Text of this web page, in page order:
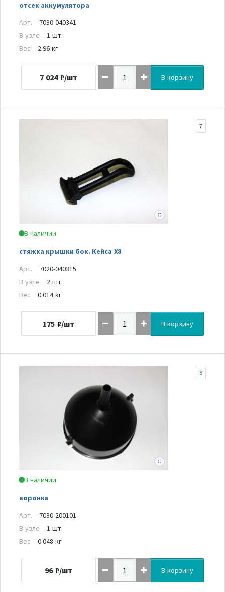
отсек аккумулятора
Арт.
7030-040341
В узле
1 шт.
Вес
2.96 кг
7 024 ₽/шт В корзину
В наличии
стяжка крышки бок. Кейса Х8
7
Арт.
7020-040315
В узле
2 шт.
Вес
0.014 кг
175 ₽/шт В корзину
В наличии
воронка
8
Арт.
7030-200101
В узле
1 шт.
Вес
0.048 кг
96 ₽/шт В корзину